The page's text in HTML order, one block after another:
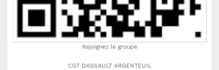
Rejoignez le groupe
CGT DASSAULT ARGENTEUIL